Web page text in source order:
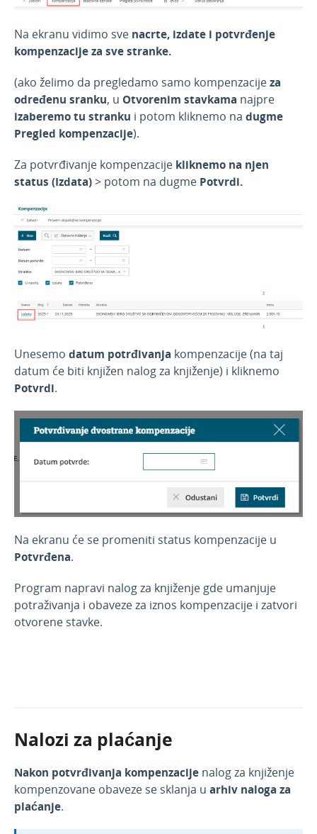
Na ekranu vidimo sve nacrte, izdate i potvrđenje
kompenzacije za sve stranke.
(ako želimo da pregledamo samo kompenzacijeza
određenu sranku, u Otvorenim stavkama najpre
izaberemo tu stranku i potom kliknemo na dugme
Pregled kompenzacije).
Za potvrđivanje kompenzacije kliknemo na njen
status (Izdata)> potom na dugme Potvrdi.
Unesemo datum potrđivanja kompenzacije (na taj
datum će biti knjižen nalog za knjiženje) i kliknemo
Potvrdi.
Na ekranu će se promeniti status kompenzacije u
Potvrđena.
Program napravi nalog za knjiženje gde umanjuje
potraživanja i obaveze za iznos kompenzacije i zatvori
otvorene stavke.
Nalozi za plaćanje
Nakon potvrđivanja kompenzacije nalog za knjiženje
kompenzovane obaveze se sklanja u arhiv naloga za
plaćanje.